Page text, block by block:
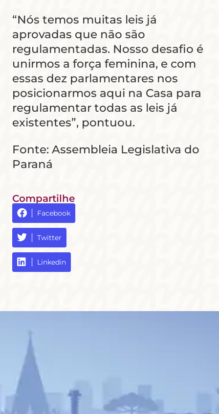
“Nós temos muitas leis já
aprovadas que não são
regulamentadas. Nosso desafio é
unirmos a força feminina, e com
essas dez parlamentares nos
posicionarmos aqui na Casa para
regulamentar todas as leis já
existentes”, pontuou.
Fonte: Assembleia Legislativa do
Paraná
Compartilhe
Facebook
Twitter
Linkedin